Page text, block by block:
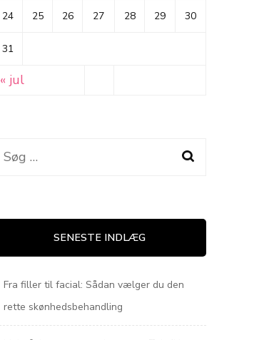
24 25 26 27 28 29 30
31
« jul
Søg
SENESTE INDLÆG
Fra filler til facial: Sådan vælger du den
rette skønhedsbehandling